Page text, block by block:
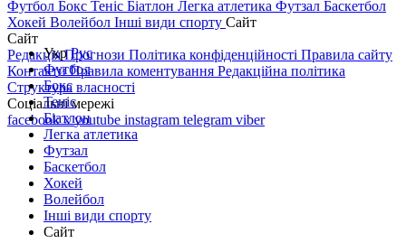
Футбол Бокс Теніс Біатлон Легка атлетика Футзал Баскетбол
Хокей Волейбол Інші види спорту Сайт
Сайт
РедакціяПрогнози Політика конфіденційності Правила сайту
КонтактиПравила коментування Редакційна політика
Структура власності
Соціальні мережі
facebookxyoutube instagram telegram viber
УкрРус
Футбол
Бокс
Теніс
Біатлон
Легка атлетика
Футзал
Баскетбол
Хокей
Волейбол
Інші види спорту
Сайт